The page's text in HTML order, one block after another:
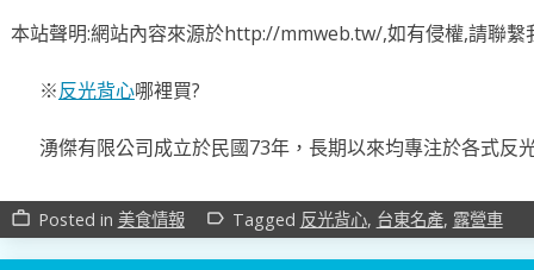
本站聲明:網站內容來源於http://mmweb.tw/,如有侵權,請聯繫
※反光背心哪裡買?
湧傑有限公司成立於民國73年，長期以來均專注於各式反
work_outline Posted in 美食情報 label_outline Tagged 反光背心, 台東名產, 露營車